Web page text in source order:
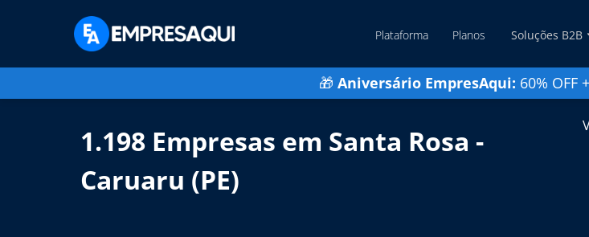
Plataforma Planos Soluções B2B
🎁 Aniversário EmpresAqui: 60% OFF
1.198 Empresas em Santa Rosa -
Caruaru (PE)